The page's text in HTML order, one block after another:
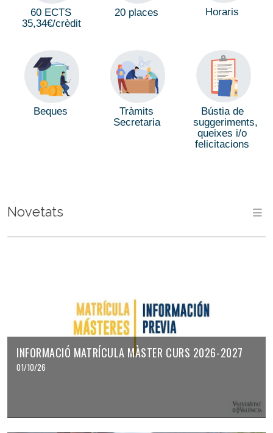
60 ECTS
35,34€/crèdit
20 places Horaris
Beques
Tràmits
Secretaria
Bústia de
suggeriments,
queixes i/o
felicitacions
Novetats
INFORMACIÓ MATRÍCULA MÀSTER CURS 2026-2027
01/10/26